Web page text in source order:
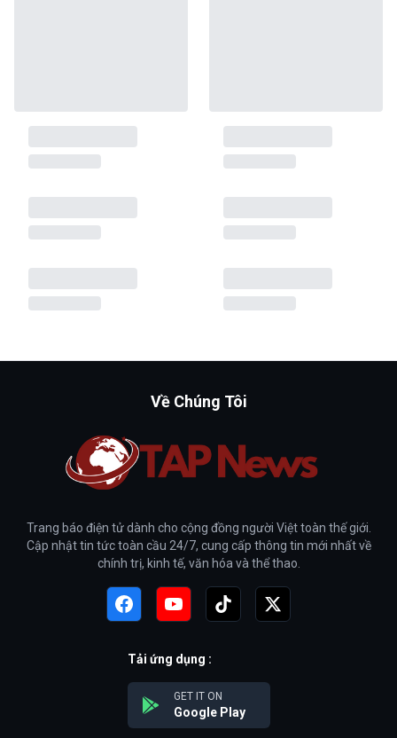
Về Chúng Tôi
Trang báo điện tử dành cho cộng đồng người Việt toàn thế giới.
Cập nhật tin tức toàn cầu 24/7, cung cấp thông tin mới nhất về
chính trị, kinh tế, văn hóa và thể thao.
Tải ứng dụng :
GET IT ON
Google Play